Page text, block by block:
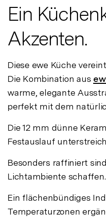
Ein
Akzenten.
Diese ewe Küche
Die Kombination aus
warme, elegante
perfekt mit dem
Die 12 mm dünne
Festauslauf
Besonders raffiniert
Lichtambiente
Ein flächenbündiges
Temperaturzonen